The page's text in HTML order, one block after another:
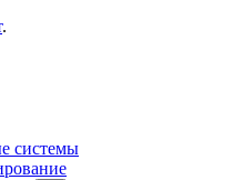
.
системы